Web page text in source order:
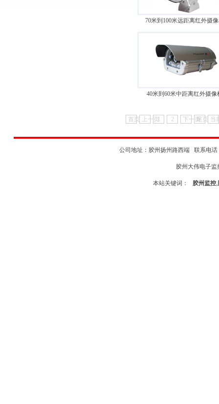
70米到100米远距离红外摄
40米到60米中距离红外摄像
首页 上一页1 2 下一页尾页 当
公司地址：胶州扬州路西端 联系电话
胶州大伟电子监
本站关键词： 胶州监控,